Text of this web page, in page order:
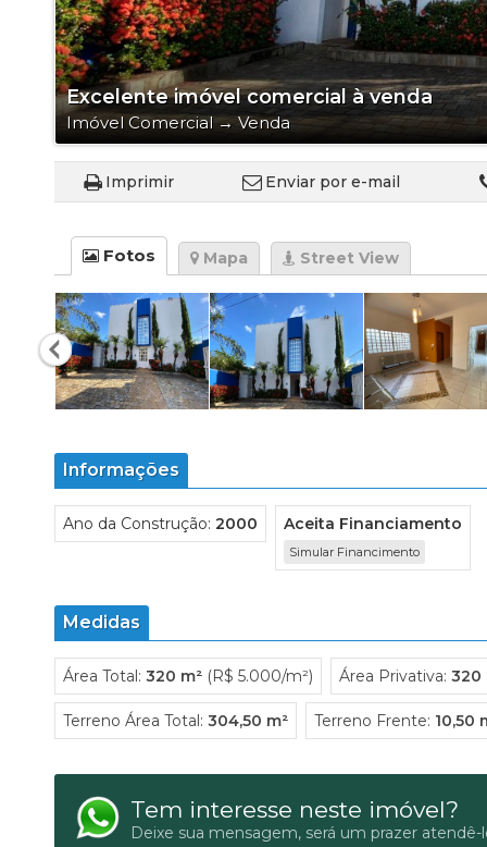
Terreno em
Excelente imóvel comercial à venda
Imóvel Comercial→Venda
Imprimir Enviar por e-mail
Fotos Mapa Street View
Informações
Ano da Construção: 2000 Aceita Financiamento
Simular Financimento
Medidas
Área Total: 320 m²(R$ 5.000/m²) Área Privativa: 320
Terreno Área Total: 304,50 m² Terreno Frente: 10,50
Tem interesse neste imóvel?
Deixe sua mensagem, será um prazer atendê-